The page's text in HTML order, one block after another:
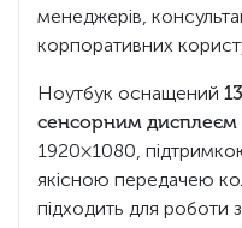
менеджерів,
корпоративних
Ноутбук оснащений
сенсорним дисплеєм
1920×1080,
якісною передачею
підходить для роботи